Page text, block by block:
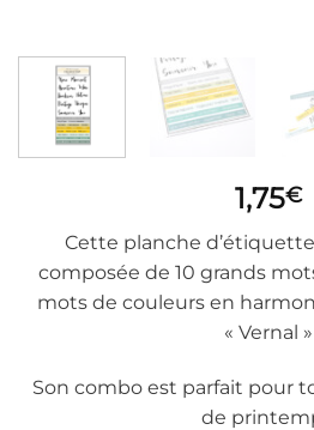
1,75€
Cette planche
composée de 10 grands
mots de couleurs en
« Vernal »
Son combo est parfait pour
de